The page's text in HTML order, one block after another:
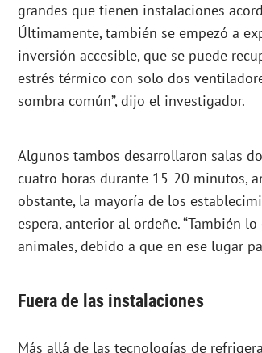
grandes que tienen instalaciones
Últimamente, también se empezó a
inversión accesible, que se puede
estrés térmico con solo dos
sombra común”, dijo el investigador.
Algunos tambos desarrollaron salas
cuatro horas durante 15-20 minutos,
obstante, la mayoría de los
espera, anterior al ordeñe. “También
animales, debido a que en ese lugar
Fuera de las instalaciones
Más allá de las tecnologías de